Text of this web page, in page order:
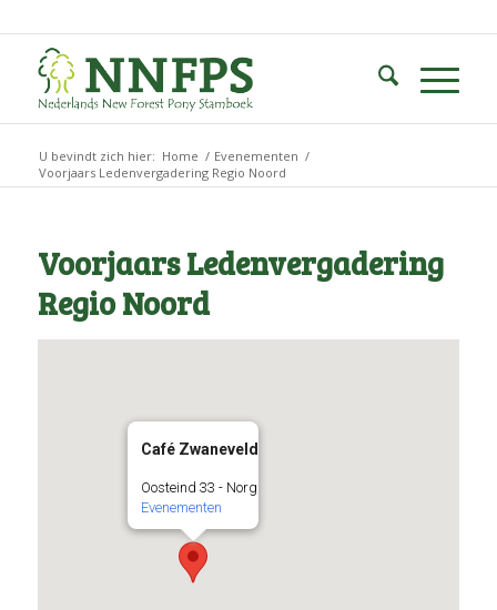
U bevindt zich hier: Home / Evenementen /
Voorjaars Ledenvergadering Regio Noord
Voorjaars Ledenvergadering
Regio Noord
Café Zwaneveld
Oosteind 33 - Norg
Evenementen